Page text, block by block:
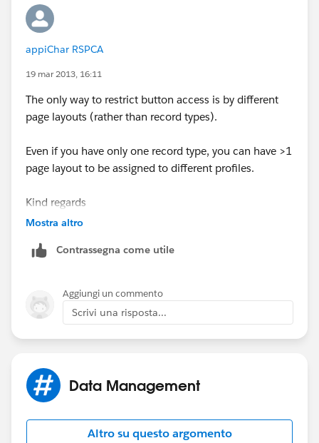
appiChar RSPCA
19 mar 2013, 16:11
The only way to restrict button access is by different
page layouts (rather than record types).
Even if you have only one record type, you can have >1
page layout to be assigned to different profiles.
Kind regards
Mostra altro
Contrassegna come utile
Aggiungi un commento
Scrivi una risposta...
Data Management
Altro su questo argomento